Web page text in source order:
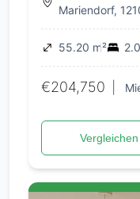
Mariendorf,
55.20 m²
€204,750
Vergleichen